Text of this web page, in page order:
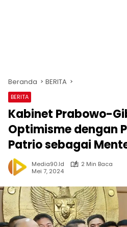
Beranda BERITA
BERITA
Kabinet Prabowo-
Optimisme dengan
Patrio sebagai
Media90.id
2 Min Baca
Mei 7, 2024